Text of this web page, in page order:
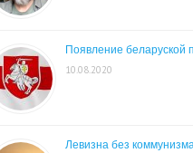
Появление беларуской
10.08.2020
Левизна без